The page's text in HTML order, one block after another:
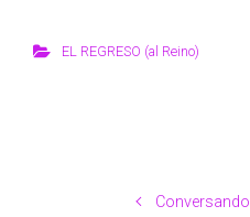
EL REGRESO (al Reino)